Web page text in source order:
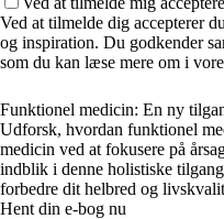
Ved at tilmelde dig accepterer
og inspiration. Du godkender
som du kan læse mere om i
Funktionel medicin: En ny
Udforsk, hvordan funktionel
medicin ved at fokusere på
indblik i denne holistiske
forbedre dit helbred og
Hent din e-bog nu